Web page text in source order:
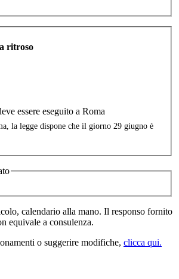
ritroso
essere eseguito a Roma
la legge dispone che il giorno 29 giugno è
calendario alla mano. Il responso fornito
equivale a consulenza.
o suggerire modifiche, clicca qui.